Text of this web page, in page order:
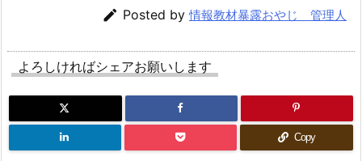
 Posted by情報教材暴露おやじ 管理人
よろしければシェアお願いします
Copy